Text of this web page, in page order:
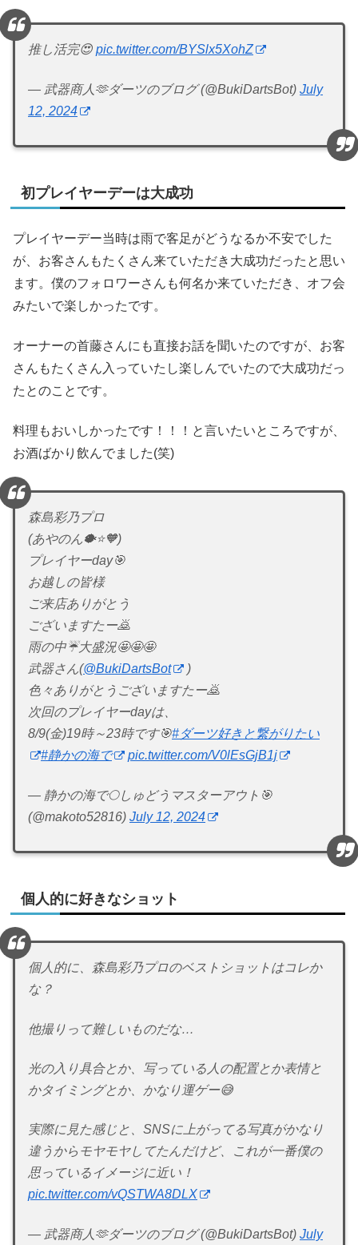
推し活完😍 pic.twitter.com/BYSlx5XohZ
— 武器商人🫶ダーツのブログ (@BukiDartsBot) July
12, 2024
初プレイヤーデーは大成功
プレイヤーデー当時は雨で客足がどうなるか不安でした
が、お客さんもたくさん来ていただき大成功だったと思い
ます。僕のフォロワーさんも何名か来ていただき、オフ会
みたいで楽しかったです。
オーナーの首藤さんにも直接お話を聞いたのですが、お客
さんもたくさん入っていたし楽しんでいたので大成功だっ
たとのことです。
料理もおいしかったです！！！と言いたいところですが、
お酒ばかり飲んでました(笑)
森島彩乃プロ
(あやのん🐡⭐️🧡)
プレイヤーday🎯
お越しの皆様
ご来店ありがとう
ございますたー🙇
雨の中☔️大盛況🤩🤩🤩
武器さん(@BukiDartsBot
)
色々ありがとうございますたー🙇
次回のプレイヤーdayは、
8/9(金)19時～23時です🎯#ダーツ好きと繋がりたい
#静かの海で
pic.twitter.com/V0lEsGjB1j
— 静かの海で🌕しゅどうマスターアウト🎯
(@makoto52816) July 12, 2024
個人的に好きなショット
個人的に、森島彩乃プロのベストショットはコレか
な？
他撮りって難しいものだな…
光の入り具合とか、写っている人の配置とか表情と
かタイミングとか、かなり運ゲー😅
実際に見た感じと、SNSに上がってる写真がかなり
違うからモヤモヤしてたんだけど、これが一番僕の
思っているイメージに近い！
pic.twitter.com/vQSTWA8DLX
— 武器商人🫶ダーツのブログ (@BukiDartsBot) July